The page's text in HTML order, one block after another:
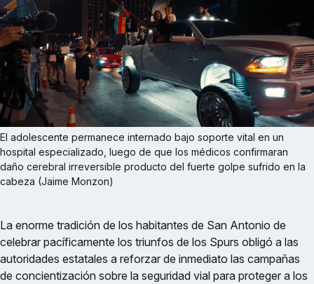
El adolescente permanece internado bajo soporte vital en un
hospital especializado, luego de que los médicos confirmaran
daño cerebral irreversible producto del fuerte golpe sufrido en la
cabeza (Jaime Monzon)
La enorme tradición de los habitantes de San Antonio de
celebrar pacíficamente los triunfos de los Spurs obligó a las
autoridades estatales a reforzar de inmediato las campañas
de concientización sobre la seguridad vial para proteger a los